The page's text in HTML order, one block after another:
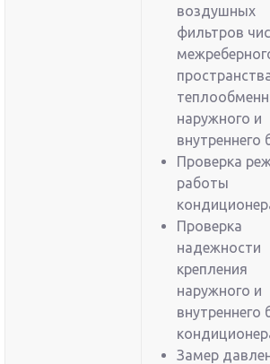
воздушных
фильтров
наружного и
внутреннего
Проверка
работы
Проверка
надежности
крепления
наружного и
внутреннего
Замер